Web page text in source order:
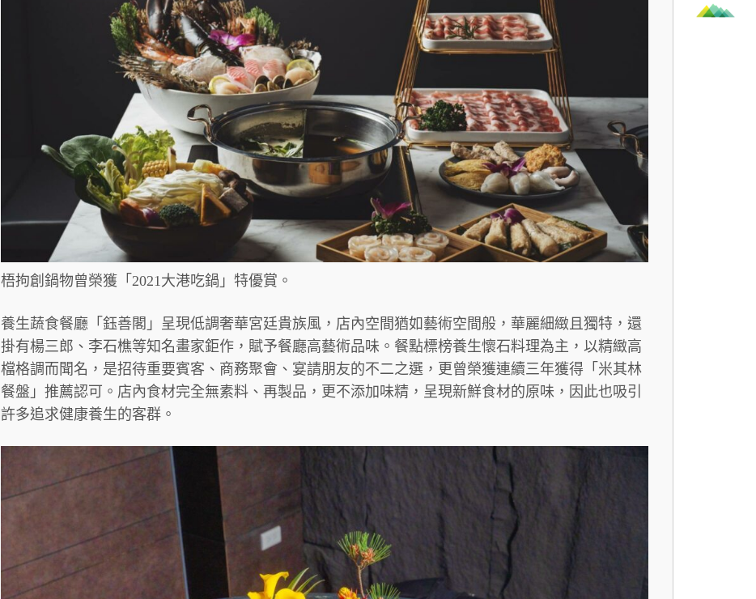
梧拘創鍋物曾榮獲「2021大港吃鍋」特優賞。
養生蔬食餐廳「鈺善閣」呈現低調奢華宮廷貴族風，店內空間猶如藝術空間般，華麗細緻且獨特，還
掛有楊三郎、李石樵等知名畫家鉅作，賦予餐廳高藝術品味。餐點標榜養生懷石料理為主，以精緻高
檔格調而聞名，是招待重要賓客、商務聚會、宴請朋友的不二之選，更曾榮獲連續三年獲得「米其林
餐盤」推薦認可。店內食材完全無素料、再製品，更不添加味精，呈現新鮮食材的原味，因此也吸引
許多追求健康養生的客群。